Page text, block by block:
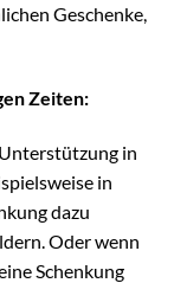
Geschenke,
Zeiten:
in
in
dazu
Oder wenn
Schenkung